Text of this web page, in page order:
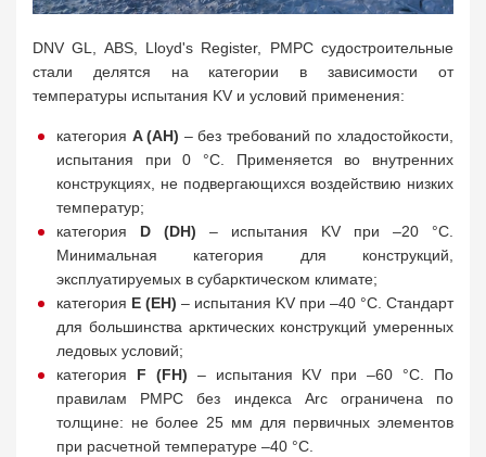
DNV GL, ABS, Lloyd's Register, РМРС судостроительные
стали делятся на категории в зависимости от
температуры испытания KV и условий применения:
категория A (AH) – без требований по хладостойкости,
испытания при 0 °C. Применяется во внутренних
конструкциях, не подвергающихся воздействию низких
температур;
категория D (DH) – испытания KV при –20 °C.
Минимальная категория для конструкций,
эксплуатируемых в субарктическом климате;
категория E (EH) – испытания KV при –40 °C. Стандарт
для большинства арктических конструкций умеренных
ледовых условий;
категория F (FH) – испытания KV при –60 °C. По
правилам РМРС без индекса Arc ограничена по
толщине: не более 25 мм для первичных элементов
при расчетной температуре –40 °C.